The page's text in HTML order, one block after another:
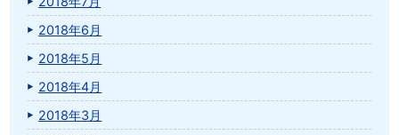
2018年6月
2018年5月
2018年4月
2018年3月